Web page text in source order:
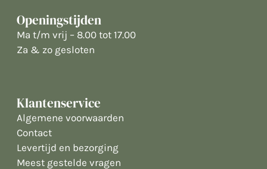
Openingstijden
Ma t/m vrij – 8.00 tot 17.00
Za & zo gesloten
Klantenservice
Algemene voorwaarden
Contact
Levertijd en bezorging
Meest gestelde vragen